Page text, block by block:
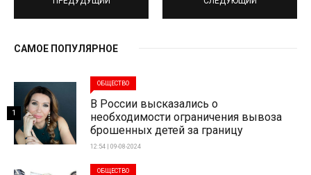
САМОЕ ПОПУЛЯРНОЕ
ОБЩЕСТВО
В России высказались о
необходимости ограничения вывоза
брошенных детей за границу
12:54 | 09-08-2024
1
ОБЩЕСТВО